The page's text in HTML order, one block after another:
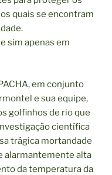
quais se encontram
sim apenas em
em conjunto
e sua equipe,
golfinhos de rio que
científica
trágica mortandade
alarmantemente alta
da temperatura da